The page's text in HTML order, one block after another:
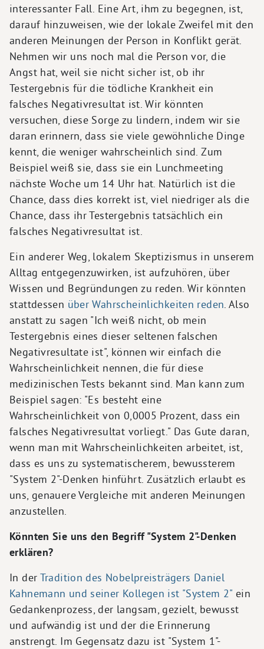
interessanter Fall. Eine Art, ihm zu begegnen, ist,
darauf hinzuweisen, wie der lokale Zweifel mit den
anderen Meinungen der Person in Konflikt gerät.
Nehmen wir uns noch mal die Person vor, die
Angst hat, weil sie nicht sicher ist, ob ihr
Testergebnis für die tödliche Krankheit ein
falsches Negativresultat ist. Wir könnten
versuchen, diese Sorge zu lindern, indem wir sie
daran erinnern, dass sie viele gewöhnliche Dinge
kennt, die weniger wahrscheinlich sind. Zum
Beispiel weiß sie, dass sie ein Lunchmeeting
nächste Woche um 14 Uhr hat. Natürlich ist die
Chance, dass dies korrekt ist, viel niedriger als die
Chance, dass ihr Testergebnis tatsächlich ein
falsches Negativresultat ist.
Ein anderer Weg, lokalem Skeptizismus in unserem
Alltag entgegenzuwirken, ist aufzuhören, über
Wissen und Begründungen zu reden. Wir könnten
stattdessen über Wahrscheinlichkeiten reden. Also
anstatt zu sagen "Ich weiß nicht, ob mein
Testergebnis eines dieser seltenen falschen
Negativresultate ist", können wir einfach die
Wahrscheinlichkeit nennen, die für diese
medizinischen Tests bekannt sind. Man kann zum
Beispiel sagen: "Es besteht eine
Wahrscheinlichkeit von 0,0005 Prozent, dass ein
falsches Negativresultat vorliegt." Das Gute daran,
wenn man mit Wahrscheinlichkeiten arbeitet, ist,
dass es uns zu systematischerem, bewussterem
"System 2"-Denken hinführt. Zusätzlich erlaubt es
uns, genauere Vergleiche mit anderen Meinungen
anzustellen.
Könnten Sie uns den Begriff "System 2"-Denken
erklären?
In der Tradition des Nobelpreisträgers Daniel
Kahnemann und seiner Kollegen ist "System 2" ein
Gedankenprozess, der langsam, gezielt, bewusst
und aufwändig ist und der die Erinnerung
anstrengt. Im Gegensatz dazu ist "System 1"-